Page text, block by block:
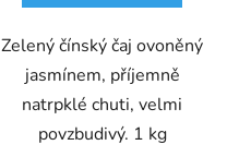
Zelený čínský čaj ovoněný
jasmínem, příjemně
natrpklé chuti, velmi
povzbudivý. 1 kg